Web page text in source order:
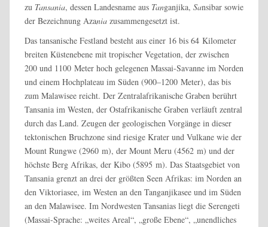
zu Tansania, dessen Landesname aus Tanganjika, Sansibar sowie
der Bezeichnung Azania zusammengesetzt ist.
Das tansanische Festland besteht aus einer 16 bis 64 Kilometer
breiten Küstenebene mit tropischer Vegetation, der zwischen
200 und 1100 Meter hoch gelegenen Massai-Savanne im Norden
und einem Hochplateau im Süden (900–1200 Meter), das bis
zum Malawisee reicht. Der Zentralafrikanische Graben berührt
Tansania im Westen, der Ostafrikanische Graben verläuft zentral
durch das Land. Zeugen der geologischen Vorgänge in dieser
tektonischen Bruchzone sind riesige Krater und Vulkane wie der
Mount Rungwe (2960 m), der Mount Meru (4562 m) und der
höchste Berg Afrikas, der Kibo (5895 m). Das Staatsgebiet von
Tansania grenzt an drei der größten Seen Afrikas: im Norden an
den Viktoriasee, im Westen an den Tanganjikasee und im Süden
an den Malawisee. Im Nordwesten Tansanias liegt die Serengeti
(Massai-Sprache: „weites Areal“, „große Ebene“, „unendliches